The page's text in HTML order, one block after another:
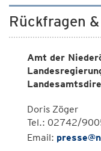
Rückfragen
Amt der
Doris Zöger
Tel.: 02742/
Email: